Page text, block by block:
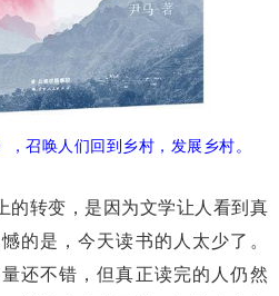
召唤人们回到乡村，发展乡村。
的转变，是因为文学让人看到真
的是，今天读书的人太少了。
还不错，但真正读完的人仍然